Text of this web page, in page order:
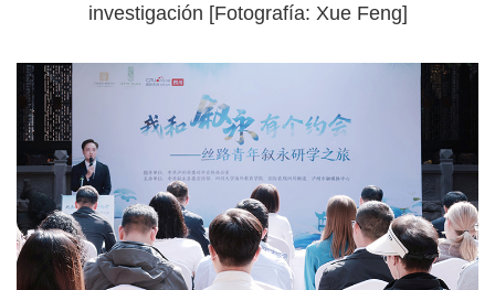
investigación [Fotografía: Xue Feng]